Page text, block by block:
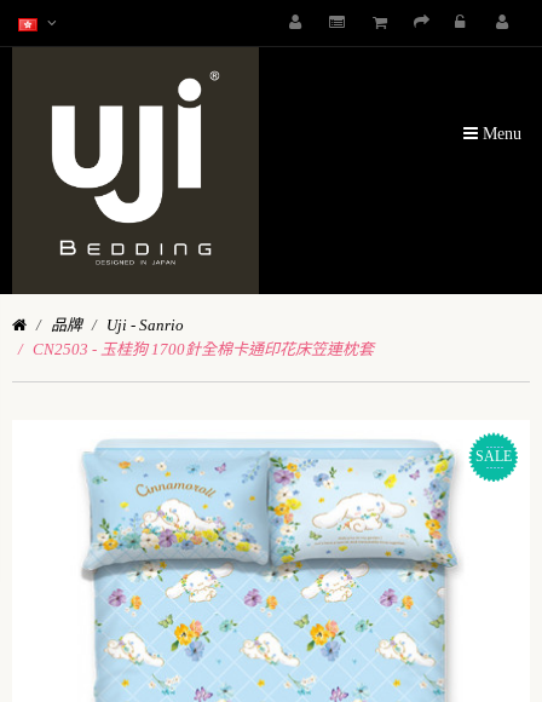
Menu
品牌
Uji - Sanrio
CN2503 - 玉桂狗 1700針全棉卡通印花床笠連枕套
SALE